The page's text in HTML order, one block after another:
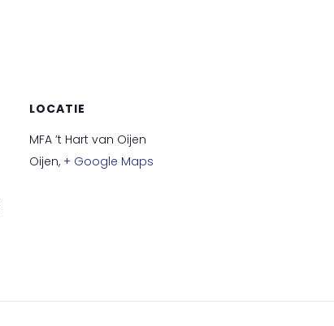
LOCATIE
MFA ’t Hart van Oijen
Oijen, + Google Maps